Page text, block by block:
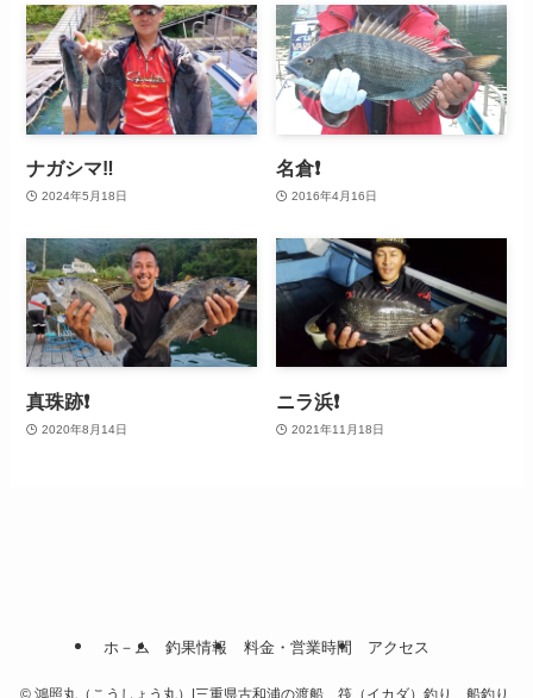
ナガシマ‼️
2024年5月18日
名倉❗
2016年4月16日
真珠跡❗
2020年8月14日
ニラ浜❗
2021年11月18日
ホ－ム 釣果情報 料金・営業時間 アクセス
© 鴻照丸（こうしょう丸）|三重県古和浦の渡船、筏（イカダ）釣り、船釣り.